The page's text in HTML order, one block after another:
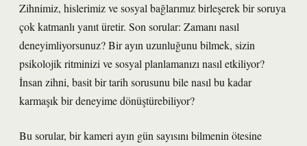
Zihnimiz, hislerimiz ve sosyal bağlarımız birleşerek bir soruya
çok katmanlı yanıt üretir. Son sorular: Zamanı nasıl
deneyimliyorsunuz? Bir ayın uzunluğunu bilmek, sizin
psikolojik ritminizi ve sosyal planlamanızı nasıl etkiliyor?
İnsan zihni, basit bir tarih sorusunu bile nasıl bu kadar
karmaşık bir deneyime dönüştürebiliyor?
Bu sorular, bir kameri ayın gün sayısını bilmenin ötesine